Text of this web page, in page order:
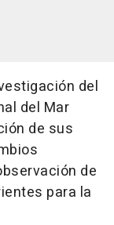
del
del Mar
de sus
de
para la